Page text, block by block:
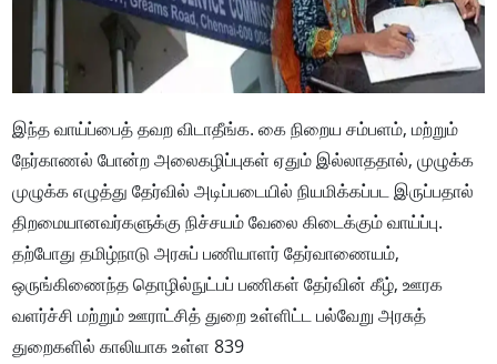
இந்த வாய்ப்பைத் தவற விடாதீங்க. கை நிறைய சம்பளம், மற்றும்
நேர்காணல் போன்ற அலைகழிப்புகள் ஏதும் இல்லாததால், முழுக்க
முழுக்க எழுத்து தேர்வில் அடிப்படையில் நியமிக்கப்பட இருப்பதால்
திறமையானவர்களுக்கு நிச்சயம் வேலை கிடைக்கும் வாய்ப்பு.
தற்போது தமிழ்நாடு அரசுப் பணியாளர் தேர்வாணையம்,
ஒருங்கிணைந்த தொழில்நுட்பப் பணிகள் தேர்வின் கீழ், ஊரக
வளர்ச்சி மற்றும் ஊராட்சித் துறை உள்ளிட்ட பல்வேறு அரசுத்
துறைகளில் காலியாக உள்ள 839